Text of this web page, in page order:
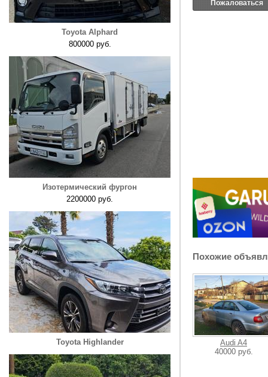
Toyota Alphard
800000 руб.
Изотермический фургон
2200000 руб.
Toyota Highlander
Пожаловаться
Похожие
Audi A4
40000 руб.